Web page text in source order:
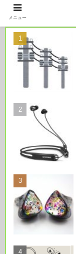
本日のおすすめ
メニュー